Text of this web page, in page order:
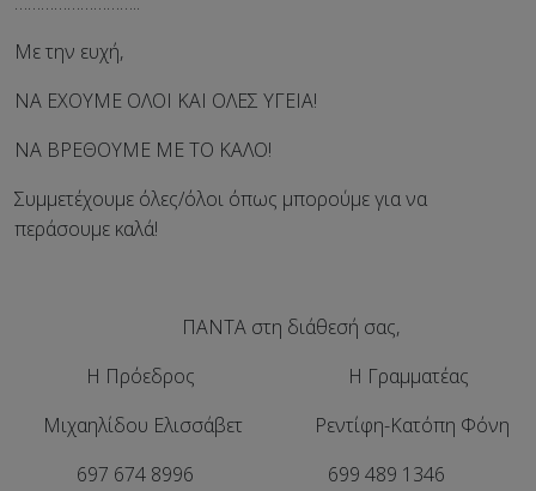
Με την ευχή,
ΝΑ ΕΧΟΥΜΕ ΟΛΟΙ ΚΑΙ ΟΛΕΣ ΥΓΕΙΑ!
ΝΑ ΒΡΕΘΟΥΜΕ ΜΕ ΤΟ ΚΑΛΟ!
Συμμετέχουμε όλες/όλοι όπως μπορούμε για να
περάσουμε καλά!
ΠΑΝΤΑ στη διάθεσή σας,
Η Πρόεδρος Η Γραμματέας
Μιχαηλίδου Ελισσάβετ Ρεντίφη-Κατόπη Φόνη
697 674 8996 699 489 1346